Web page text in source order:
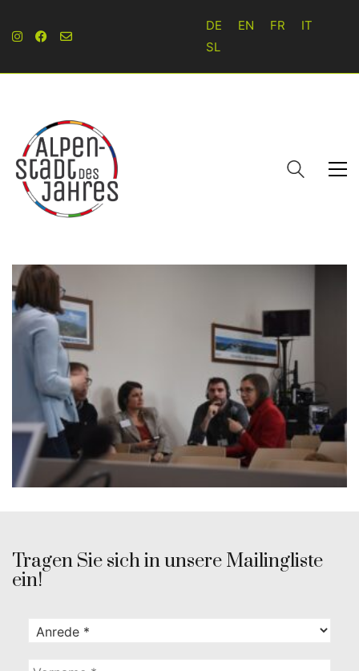
DE EN FR
IT
SL
Tragen Sie sich in unsere Mailingliste
ein!